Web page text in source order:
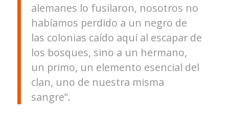
alemanes lo fusilaron, nosotros no
habíamos perdido a un negro de
las colonias caído aquí al escapar de
los bosques, sino a un hermano,
un primo, un elemento esencial del
clan, uno de nuestra misma
sangre”.